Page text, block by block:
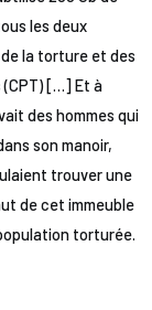
les deux
la torture et des
(CPT) […] Et à
des hommes qui
son manoir,
trouver une
de cet immeuble
torturée.